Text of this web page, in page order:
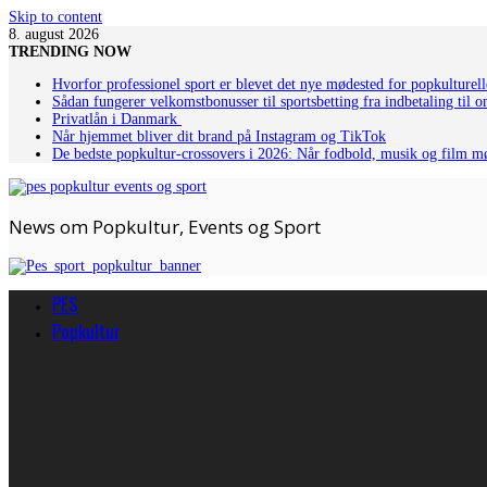
Skip to content
8. august 2026
TRENDING NOW
Hvorfor professionel sport er blevet det nye mødested for
Sådan fungerer velkomstbonusser til sportsbetting fra indbetaling til
Privatlån i Danmark
Når hjemmet bliver dit brand på Instagram og TikTok
De bedste popkultur-crossovers i 2026: Når fodbold, musik og film
News om Popkultur, Events og Sport
PES
Popkultur